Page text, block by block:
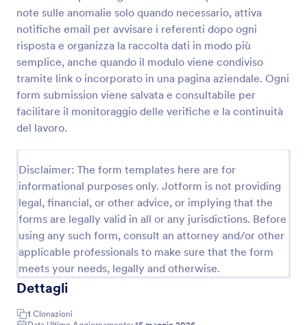
note sulle anomalie solo quando necessario, attiva
notifiche email per avvisare i referenti dopo ogni
risposta e organizza la raccolta dati in modo più
semplice, anche quando il modulo viene condiviso
tramite link o incorporato in una pagina aziendale. Ogni
form submission viene salvata e consultabile per
facilitare il monitoraggio delle verifiche e la continuità
del lavoro.
Disclaimer: The form templates here are for
informational purposes only. Jotform is not providing
legal, financial, or other advice, or implying that the
forms are legally valid in all or any jurisdictions. Before
using any such form, consult an attorney and/or other
applicable professionals to make sure that the form
meets your needs, legally and otherwise.
Dettagli
1 Clonazioni
Lista Di Controllo Manutenzione HVAC Form 🛠️❄️
Documenta gli interventi tecnici con la Lista di
controllo per la manutenzione dell’impianto HVAC
Modulo di Jotform, ideale per strutture e aziende
che vogliono standardizzare la raccolta dati e
Go to Category:
Moduli Liste di Controllo
Usa Template
Anteprima